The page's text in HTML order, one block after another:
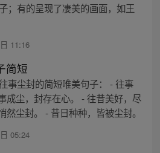
；有的呈现了凄美的画面，如王
11:16
简短
事尘封的简短唯美句子： - 往事
成尘，封存在心。 - 往昔美好，尽
然尘封。 - 昔日种种，皆被尘封。
05:24